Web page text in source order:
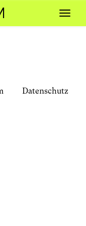
Datenschutz